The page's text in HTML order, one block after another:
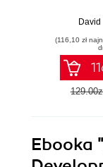
easyDavid
(116,10 zł
Ebooka